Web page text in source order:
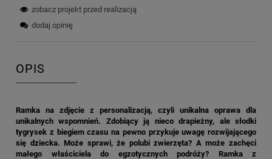
zobacz projekt przed realizacją
dodaj opinię
OPIS
Ramka na zdjęcie z personalizacją, czyli unikalna oprawa dla
unikalnych wspomnień. Zdobiący ją nieco drapieżny, ale słodki
tygrysek z biegiem czasu na pewno przykuje uwagę rozwijającego
się dziecka. Może sprawi, że polubi zwierzęta? A może zachęci
małego właściciela do egzotycznych podróży? Ramka z